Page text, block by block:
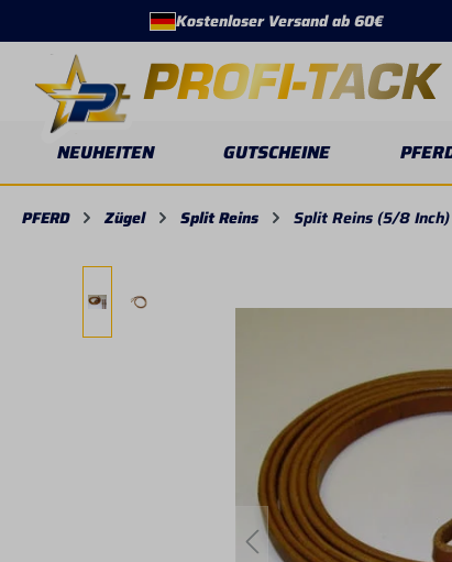
Zur Hauptnavigation springen
Kostenloser Versand ab 60€
NEUHEITEN GUTSCHEINE
PFERD Zügel Split Reins Split Reins (5/8 Inch)